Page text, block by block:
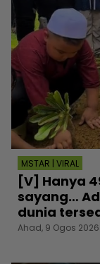
MSTAR | VIRAL
[V] Hanya
sayang…
dunia
Ahad, 9 Ogos 2026